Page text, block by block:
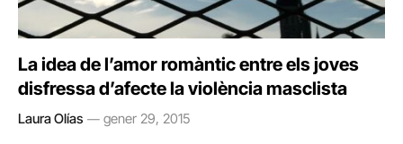
La idea de l’amor romàntic entre els joves
disfressa d’afecte la violència masclista
Laura Olías gener 29, 2015